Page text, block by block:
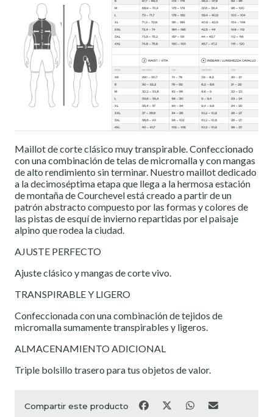
Maillot de corte clásico muy transpirable. Confeccionado
con una combinación de telas de micromalla y con mangas
de alto rendimiento sin terminar. Nuestro maillot dedicado
a la decimoséptima etapa que llega a la hermosa estación
de montaña de Courchevel está creado a partir de un
patrón abstracto compuesto por las formas y colores de
las pistas de esquí de invierno repartidas por el paisaje
alpino que rodea la ciudad.
AJUSTE PERFECTO
Ajuste clásico y mangas de corte vivo.
TRANSPIRABLE Y LIGERO
Confeccionada con una combinación de tejidos de
micromalla sumamente transpirables y ligeros.
ALMACENAMIENTO ADICIONAL
Triple bolsillo trasero para tus objetos de valor.
Compartir este producto